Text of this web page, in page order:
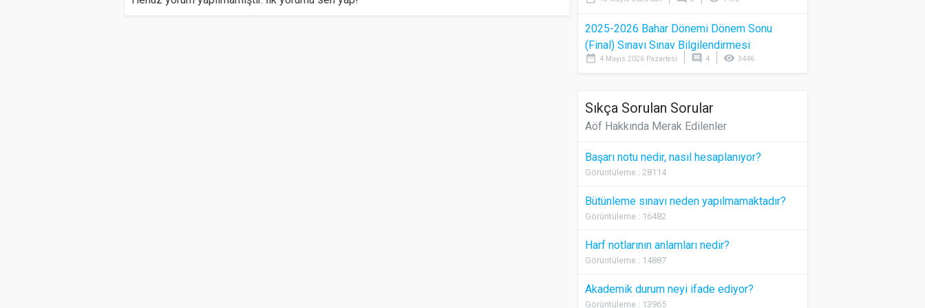
2025-2026 Bahar Dönemi Dönem Sonu
(Final) Sınavı Sınav Bilgilendirmesi
date_range 4 Mayıs 2026 Pazartesi comment 4 visibility 3446
Sıkça Sorulan Sorular
Aöf Hakkında Merak Edilenler
Başarı notu nedir, nasıl hesaplanıyor?
Görüntüleme : 28114
Bütünleme sınavı neden yapılmamaktadır?
Görüntüleme : 16482
Harf notlarının anlamları nedir?
Görüntüleme : 14887
Akademik durum neyi ifade ediyor?
Görüntüleme : 13965